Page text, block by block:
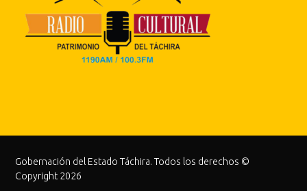
Gobernación del Estado Táchira. Todos los derechos ©
Copyright 2026